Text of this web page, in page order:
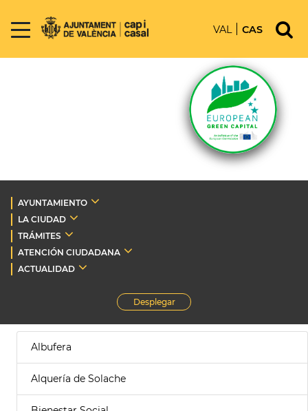
VAL CAS
AYUNTAMIENTO
LA CIUDAD
TRÁMITES
ATENCIÓN CIUDADANA
ACTUALIDAD
Desplegar
Albufera
Alquería de Solache